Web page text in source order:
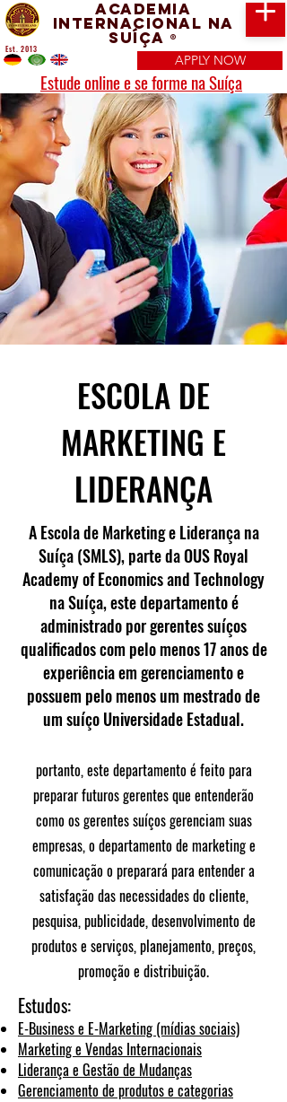
Academia
Internacional na
Suíça ®
APPLY NOW
Estude online e se forme na Suíça
Est. 2013
ESCOLA DE
MARKETING E
LIDERANÇA
A Escola de Marketing e Liderança na
Suíça (SMLS), parte da OUS Royal
Academy of Economics and Technology
na Suíça, este departamento é
administrado por gerentes suíços
qualificados com pelo menos 17 anos de
experiência em gerenciamento e
possuem pelo menos um mestrado de
um suíço Universidade Estadual.
portanto, este departamento é feito para
preparar futuros gerentes que entenderão
como os gerentes suíços gerenciam suas
empresas, o departamento de marketing e
comunicação o preparará para entender a
satisfação das necessidades do cliente,
pesquisa, publicidade, desenvolvimento de
produtos e serviços, planejamento, preços,
promoção e distribuição.
Estudos:
E-Business e E-Marketing (mídias sociais)
Marketing e Vendas Internacionais
Liderança e Gestão de Mudanças
Gerenciamento de produtos e categorias